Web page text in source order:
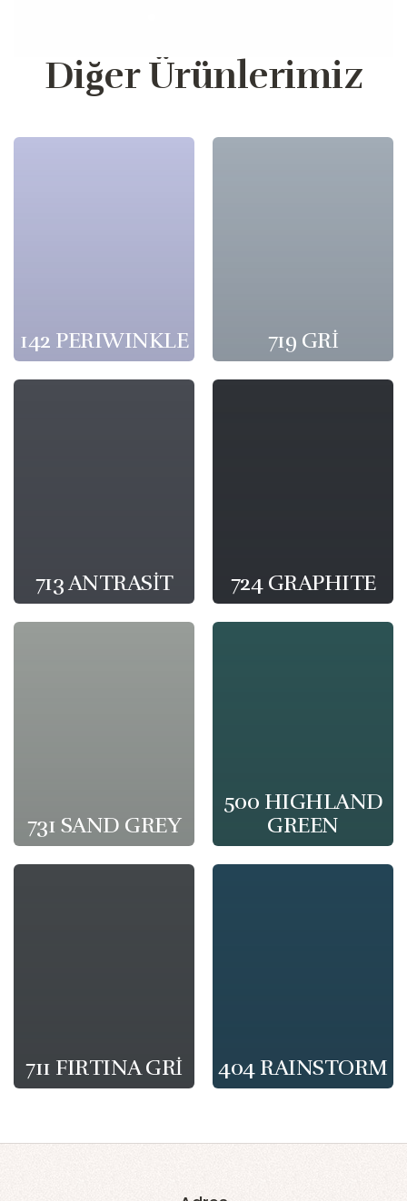
Diğer Ürünlerimiz
142 PERIWINKLE 719 GRİ
713 ANTRASİT 724 GRAPHITE
731 SAND GREY
500 HIGHLAND
GREEN
711 FIRTINA GRİ 404 RAINSTORM